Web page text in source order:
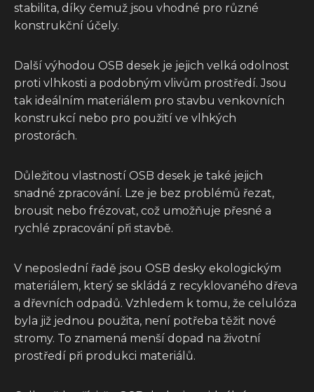
stabilita, díky čemuž jsou vhodné pro různé
konstrukční účely.
Další výhodou OSB desek je jejich velká odolnost
proti vlhkosti a podobným vlivům prostředí. Jsou
tak ideálním materiálem pro stavbu venkovních
konstrukcí nebo pro použití ve vlhkých
prostorách.
Důležitou vlastností OSB desek je také jejich
snadné zpracování. Lze je bez problémů řezat,
brousit nebo frézovat, což umožňuje přesné a
rychlé zpracování při stavbě.
V neposlední řadě jsou OSB desky ekologickým
materiálem, který se skládá z recyklovaného dřeva
a dřevních odpadů. Vzhledem k tomu, že celulóza
byla již jednou použita, není potřeba těžit nové
stromy. To znamená menší dopad na životní
prostředí při produkci materiálů.